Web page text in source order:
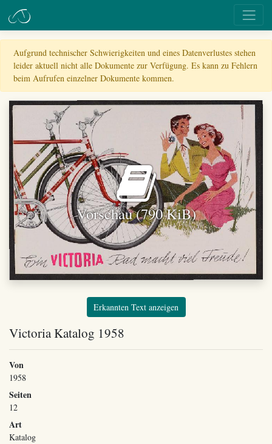
Aufgrund technischer Schwierigkeiten und eines Datenverlustes stehen
leider aktuell nicht alle Dokumente zur Verfügung. Es kann zu Fehlern
beim Aufrufen einzelner Dokumente kommen.
Vorschau (790 KiB)
Erkannten Text anzeigen
Victoria Katalog 1958
Von
1958
Seiten
12
Art
Katalog